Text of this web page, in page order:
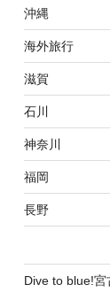
沖縄
海外旅行
滋賀
石川
神奈川
福岡
長野
Dive to blue!